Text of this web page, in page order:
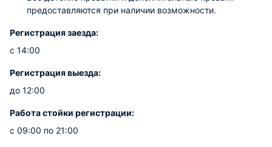
предоставляются при наличии возможности.
Регистрация заезда:
с 14:00
Регистрация выезда:
до 12:00
Работа стойки регистрации:
с 09:00 по 21:00